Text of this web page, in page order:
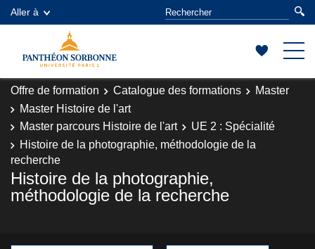
Aller à
Offre de formation Catalogue des formations
Master
Master Histoire de l'art
Master parcours Histoire de l'art
UE 2 : Spécialité
Histoire de la photographie, méthodologie de la
recherche
Histoire de la photographie,
méthodologie de la recherche